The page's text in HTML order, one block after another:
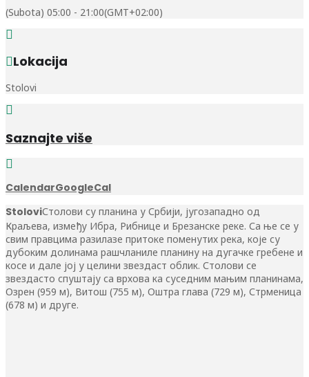
(Subota) 05:00 - 21:00(GMT+02:00)
Lokacija
Stolovi
Saznajte više
CalendarGoogleCal
StoloviСтолови су планина у Србији, југозападно од
Краљева, између Ибра, Рибнице и Брезанске реке. Са ње се у
свим правцима разилазе притоке поменутих река, које су
дубоким долинама рашчланиле планину на дугачке гребене и
косе и дале јој у целини звездаст облик. Столови се
звездасто спуштају са врхова ка суседним мањим планинама,
Озрен (959 м), Витош (755 м), Оштра глава (729 м), Стрменица
(678 м) и друге.